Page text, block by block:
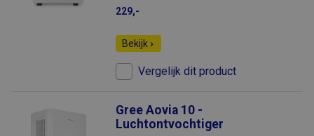
229,-
Bekijk
Vergelijk dit product
Gree Aovia 10 -
Luchtontvochtiger